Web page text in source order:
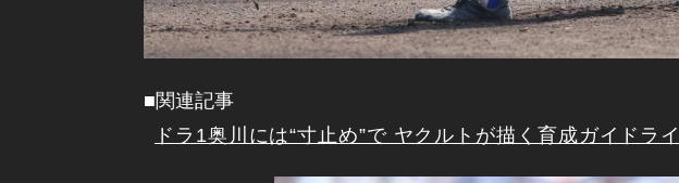
■関連記事
ドラ1奥川には“寸止め”で ヤクルトが描く育成ガイドラ